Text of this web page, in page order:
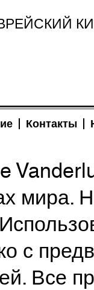
Контакты
с
Все